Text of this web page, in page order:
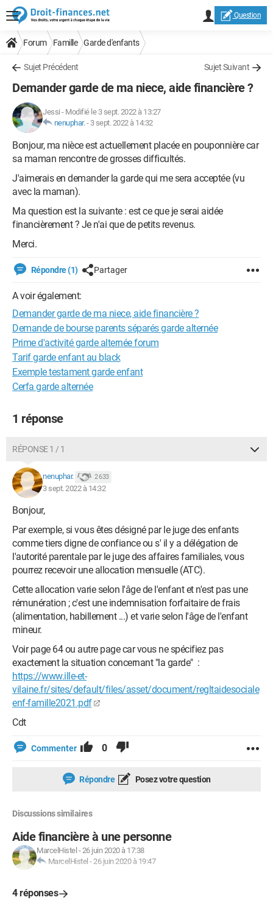
Question
Forum Famille Garde d'enfants
Sujet Précédent Sujet Suivant
Demander garde de ma niece, aide financière ?
Jessi - Modifié le 3 sept. 2022 à 13:27
nenuphar.- 3 sept. 2022 à 14:32
Bonjour, ma nièce est actuellement placée en pouponnière car
sa maman rencontre de grosses difficultés.
J'aimerais en demander la garde qui me sera acceptée (vu
avec la maman).
Ma question est la suivante : est ce que je serai aidée
financièrement ? Je n'ai que de petits revenus.
Merci.
Répondre (1) Partager
A voir également:
Demander garde de ma niece, aide financière ?
Demande de bourse parents séparés garde alternée
Prime d'activité garde alternée forum
Tarif garde enfant au black
Exemple testament garde enfant
Cerfa garde alternée
1 réponse
RÉPONSE 1 / 1
nenuphar. 2 633
3 sept. 2022 à 14:32
Bonjour,
Par exemple, si vous êtes désigné par le juge des enfants
comme tiers digne de confiance ou s' il y a délégation de
l'autorité parentale par le juge des affaires familiales, vous
pourrez recevoir une allocation mensuelle (ATC).
Cette allocation varie selon l'âge de l'enfant et n'est pas une
rémunération ; c'est une indemnisation forfaitaire de frais
(alimentation, habillement ...) et varie selon l'âge de l'enfant
mineur.
Voir page 64 ou autre page car vous ne spécifiez pas
exactement la situation concernant "la garde" :
https://www.ille-et-
vilaine.fr/sites/default/files/asset/document/regltaidesociale
enf-famille2021.pdf
Cdt
Commenter 0
Répondre Posez votre question
Discussions similaires
Aide financière à une personne
MarcelHistel -26 juin 2020 à 17:38
MarcelHistel -26 juin 2020 à 19:47
4 réponses